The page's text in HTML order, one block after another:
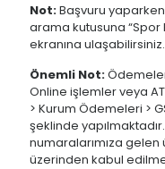
Not:Başvuru
arama kutusuna “Spor
ekranına ulaşabilirsiniz.
Önemli Not:
Online işlemler veya
> Kurum Ödemeleri >
şeklinde
numaralarımıza
üzerinden kabul